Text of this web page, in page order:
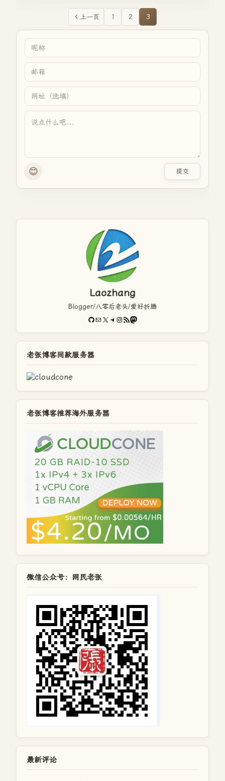
上一页 1 2 3
😊 提交
Laozhang
Blogger/八零后老头/爱好折腾
GitHub
电子邮件X Telegram
Instagram
RSS FeedMastodon
老张博客同款服务器
老张博客推荐海外服务器
微信公众号：网民老张
最新评论